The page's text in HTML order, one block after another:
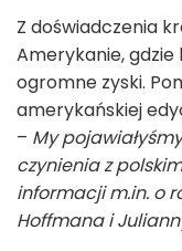
Z doświadczenia
Amerykanie,
ogromne zyski.
amerykańskiej
– My
czynienia z
informacji m.in. o
Hoffmana i